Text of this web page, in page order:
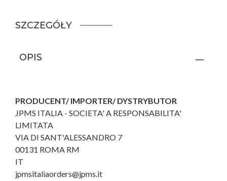
SZCZEGÓŁY
OPIS
PRODUCENT/ IMPORTER/ DYSTRYBUTOR
JPMS ITALIA - SOCIETA' A RESPONSABILITA'
LIMITATA
VIA DI SANT'ALESSANDRO 7
00131 ROMA RM
IT
jpmsitaliaorders@jpms.it